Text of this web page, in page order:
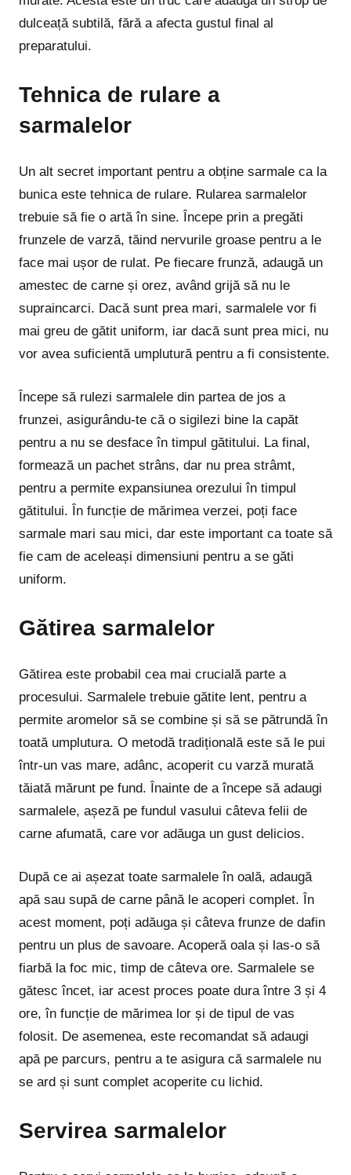
dulceață subtilă, fără a afecta gustul final al
preparatului.
Tehnica de rulare a
sarmalelor
Un alt secret important pentru a obține sarmale ca la
bunica este tehnica de rulare. Rularea sarmalelor
trebuie să fie o artă în sine. Începe prin a pregăti
frunzele de varză, tăind nervurile groase pentru a le
face mai ușor de rulat. Pe fiecare frunză, adaugă un
amestec de carne și orez, având grijă să nu le
supraincarci. Dacă sunt prea mari, sarmalele vor fi
mai greu de gătit uniform, iar dacă sunt prea mici, nu
vor avea suficientă umplutură pentru a fi consistente.
Începe să rulezi sarmalele din partea de jos a
frunzei, asigurându-te că o sigilezi bine la capăt
pentru a nu se desface în timpul gătitului. La final,
formează un pachet strâns, dar nu prea strâmt,
pentru a permite expansiunea orezului în timpul
gătitului. În funcție de mărimea verzei, poți face
sarmale mari sau mici, dar este important ca toate să
fie cam de aceleași dimensiuni pentru a se găti
uniform.
Gătirea sarmalelor
Gătirea este probabil cea mai crucială parte a
procesului. Sarmalele trebuie gătite lent, pentru a
permite aromelor să se combine și să se pătrundă în
toată umplutura. O metodă tradițională este să le pui
într-un vas mare, adânc, acoperit cu varză murată
tăiată mărunt pe fund. Înainte de a începe să adaugi
sarmalele, așeză pe fundul vasului câteva felii de
carne afumată, care vor adăuga un gust delicios.
După ce ai așezat toate sarmalele în oală, adaugă
apă sau supă de carne până le acoperi complet. În
acest moment, poți adăuga și câteva frunze de dafin
pentru un plus de savoare. Acoperă oala și las-o să
fiarbă la foc mic, timp de câteva ore. Sarmalele se
gătesc încet, iar acest proces poate dura între 3 și 4
ore, în funcție de mărimea lor și de tipul de vas
folosit. De asemenea, este recomandat să adaugi
apă pe parcurs, pentru a te asigura că sarmalele nu
se ard și sunt complet acoperite cu lichid.
Servirea sarmalelor